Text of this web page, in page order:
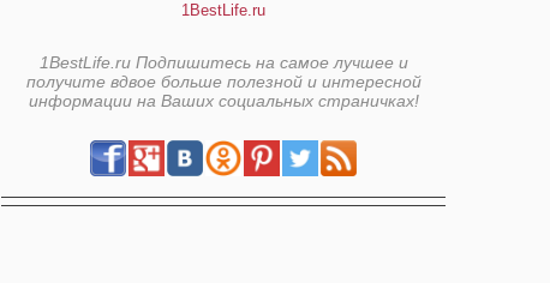
1BestLife.ru
1BestLife.ru Подпишитесь на самое лучшее и
получите вдвое больше полезной и интересной
информации на Ваших социальных страничках!